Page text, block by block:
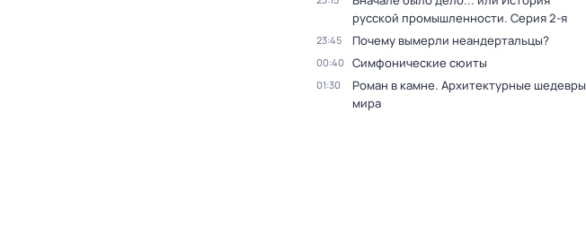
русской промышленности. Серия 2-я
23:45 Почему вымерли неандертальцы?
00:40 Симфонические сюиты
01:30
Роман в камне. Архитектурные шедевры
мира